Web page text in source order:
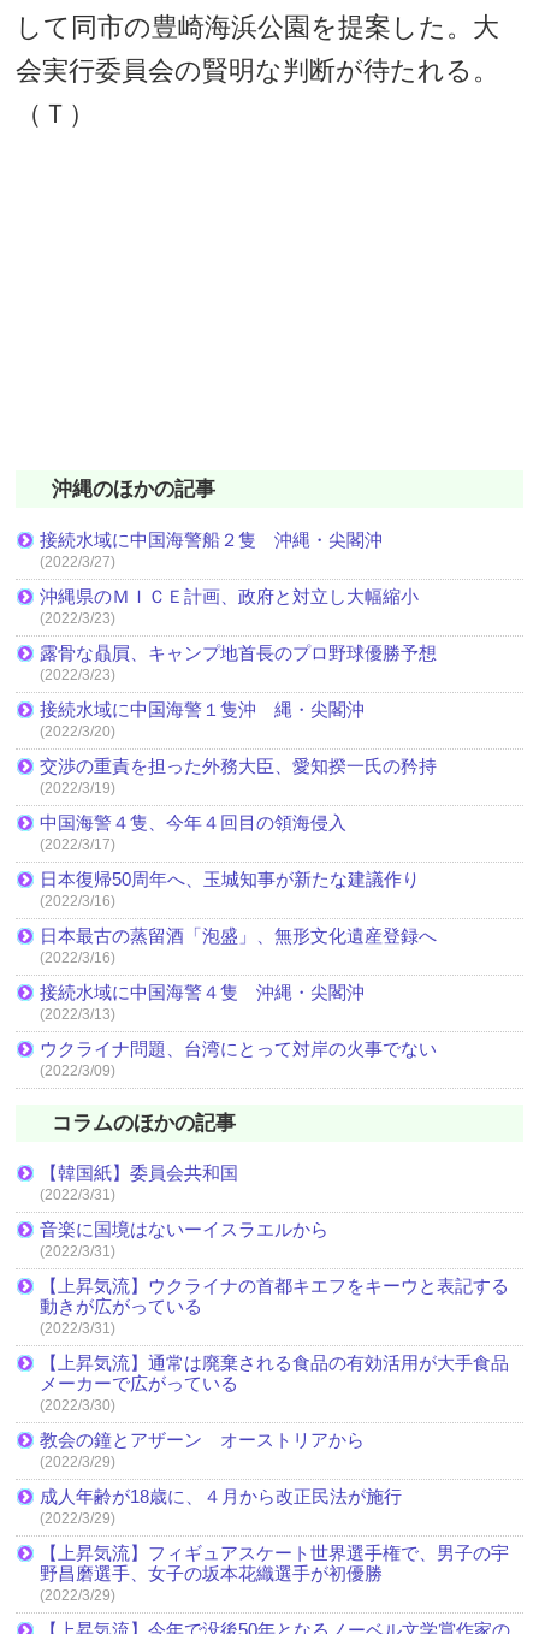
して同市の豊崎海浜公園を提案した。大
会実行委員会の賢明な判断が待たれる。
（Ｔ）
沖縄のほかの記事
接続水域に中国海警船２隻 沖縄・尖閣沖
(2022/3/27)
沖縄県のＭＩＣＥ計画、政府と対立し大幅縮小
(2022/3/23)
露骨な贔屓、キャンプ地首長のプロ野球優勝予想
(2022/3/23)
接続水域に中国海警１隻沖 縄・尖閣沖
(2022/3/20)
交渉の重責を担った外務大臣、愛知揆一氏の矜持
(2022/3/19)
中国海警４隻、今年４回目の領海侵入
(2022/3/17)
日本復帰50周年へ、玉城知事が新たな建議作り
(2022/3/16)
日本最古の蒸留酒「泡盛」、無形文化遺産登録へ
(2022/3/16)
接続水域に中国海警４隻 沖縄・尖閣沖
(2022/3/13)
ウクライナ問題、台湾にとって対岸の火事でない
(2022/3/09)
コラムのほかの記事
【韓国紙】委員会共和国
(2022/3/31)
音楽に国境はないーイスラエルから
(2022/3/31)
【上昇気流】ウクライナの首都キエフをキーウと表記する
動きが広がっている
(2022/3/31)
【上昇気流】通常は廃棄される食品の有効活用が大手食品
メーカーで広がっている
(2022/3/30)
教会の鐘とアザーン オーストリアから
(2022/3/29)
成人年齢が18歳に、４月から改正民法が施行
(2022/3/29)
【上昇気流】フィギュアスケート世界選手権で、男子の宇
野昌磨選手、女子の坂本花織選手が初優勝
(2022/3/29)